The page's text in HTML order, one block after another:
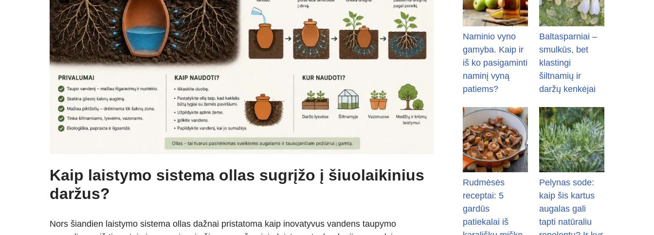
Kaip laistymo sistema ollas sugrįžo į šiuolaikinius
daržus?
Nors šiandien laistymo sistema ollas dažnai pristatoma kaip inovatyvus vandens taupymo
Naminio vyno
gamyba. Kaip ir
iš ko pasigaminti
naminį vyną
patiems?
Baltasparniai –
smulkūs, bet
klastingi
šiltnamių ir
daržų kenkėjai
Rudmėsės
receptai: 5
gardūs
patiekalai iš
Pelynas sode:
kaip šis kartus
augalas gali
tapti natūraliu